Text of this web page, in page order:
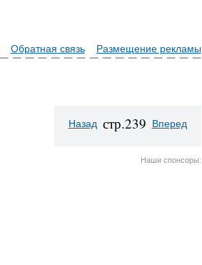
Обратная связь Размещение рекламы
Назад стр.239 Вперед
Наши спонсоры: